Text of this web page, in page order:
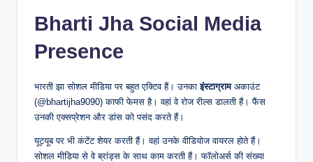
Bharti Jha Social Media
Presence
भारती झा सोशल मीडिया पर बहुत एक्टिव हैं। उनकाइंस्टाग्रामअकाउंट
(@bhartijha9090) काफी फेमस है। वहां वे रोज रील्स डालती हैं। फैंस
उनकी एक्सप्रेशन और डांस को पसंद करते हैं।
यूट्यूब पर भी कंटेंट शेयर करती हैं। वहां उनके वीडियोज वायरल होते हैं।
सोशल मीडिया से वे ब्रांड्स के साथ काम करती हैं। फॉलोअर्स की संख्या